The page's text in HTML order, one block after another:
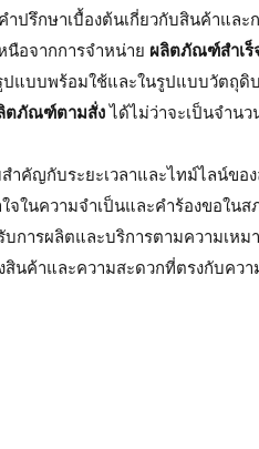
ำปรึกษาเบื้องต้นเกี่ยวกับสินค้าและ
นือจากการจำหน่าย ผลิตภัณฑ์สำเร็
ปแบบพร้อมใช้และในรูปแบบวัตถุดิบ
ตภัณฑ์ตามสั่งได้ไม่ว่าจะเป็นจำน
สำคัญกับระยะเวลาและไทม์ไลน์ขอ
จในความจำเป็นและคำร้องขอในส
บการผลิตและบริการตามความเหม
สินค้าและความสะดวกที่ตรงกับคว